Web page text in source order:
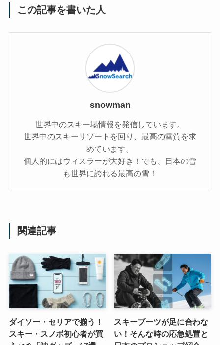
この記事を書いた人
snowman
世界中のスキー場情報を発信しています。
世界中のスキーリゾートを回り、最高の雪質を求
めています。
個人的にはウィスラーが大好き！でも、日本の雪
も世界に誇れる最高の雪！
関連記事
ダイソー・セリアで揃う！
スキー・スノボ初心者が買
スキーブーツが足に合わな
い！そんな時の応急処置と